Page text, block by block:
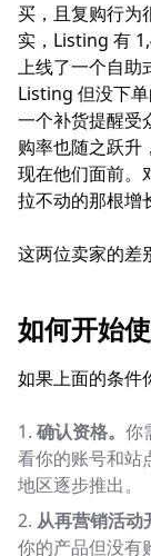
买，且复购行为
实，Listing 有
上线了一个自助
Listing 但没下
一个补货提醒受
购率也随之跃升
现在他们面前。
拉不动的那根增
这两位卖家的差
如何开始
如果上面的条件
确认资格。 你
看你的账号和
地区逐步推出。
从再营销活动
你的产品但没有